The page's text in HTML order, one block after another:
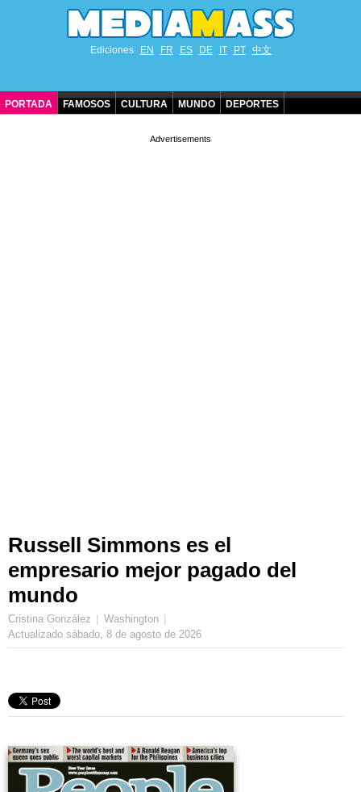
Ediciones EN FR ES DE IT PT 中文
PORTADA FAMOSOS CULTURA MUNDO DEPORTES
Russell Simmons es el
empresario mejor pagado del
mundo
Cristina González
Washington
Actualizado sábado, 8 de agosto de 2026